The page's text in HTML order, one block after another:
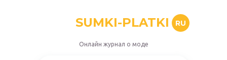
SUMKI-PLATKI RU
Онлайн журнал о моде